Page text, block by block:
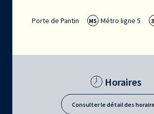
Porte de Pantin M5 Métro ligne 5
Horaires
Consulter le détail des